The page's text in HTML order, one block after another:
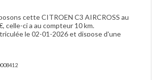
cette CITROEN C3 AIRCROSS au
celle-ci a au compteur 10 km.
le 02-01-2026 et dispose d'une
din.